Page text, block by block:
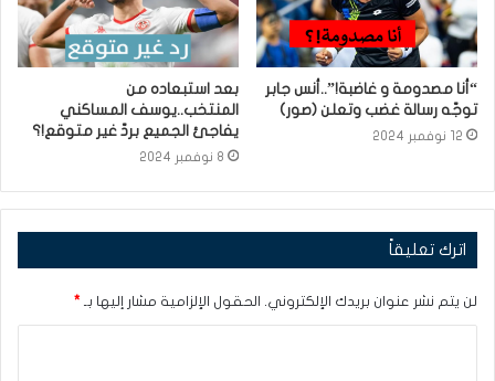
“أنا مصدومة و غاضبة!”..أنس جابر
توجّه رسالة غضب وتعلن (صور)
12 نوفمبر 2024
بعد استبعاده من
المنتخب..يوسف المساكني
يفاجئ الجميع بردّ غير متوقع!؟
8 نوفمبر 2024
اترك تعليقاً
لن يتم نشر عنوان بريدك الإلكتروني. الحقول الإلزامية مشار إليها بـ *